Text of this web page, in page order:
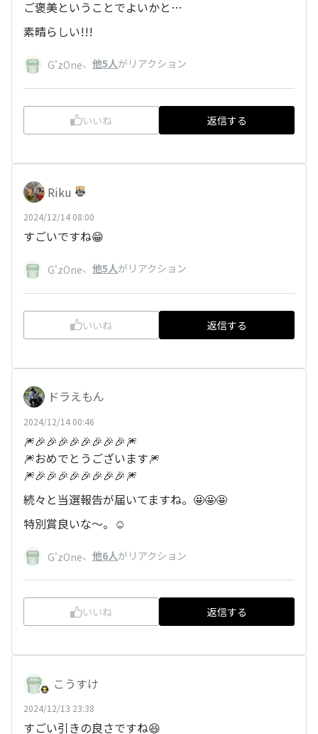
ご褒美ということでよいかと…
素晴らしい!!!
G'zOne、 他5人がリアクション
いいね 返信する
Riku
2024/12/14 08:00
すごいですね😁
G'zOne、 他5人がリアクション
いいね 返信する
ドラえもん
2024/12/14 00:46
🎆🎉🎉🎉🎉🎉🎉🎉🎉🎆
🎆おめでとうございます🎆
🎆🎉🎉🎉🎉🎉🎉🎉🎉🎆
続々と当選報告が届いてますね。🤩🤩🤩
特別賞良いな〜。☺️
G'zOne、 他6人がリアクション
いいね 返信する
こうすけ
2024/12/13 23:38
すごい引きの良さですね😆